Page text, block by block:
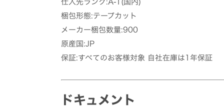
仕入先ランク:A-1(国内)
梱包形態:テープカット
メーカー梱包数量:900
原産国:JP
保証:すべてのお客様対象 自社在庫は1年保証
ドキュメント